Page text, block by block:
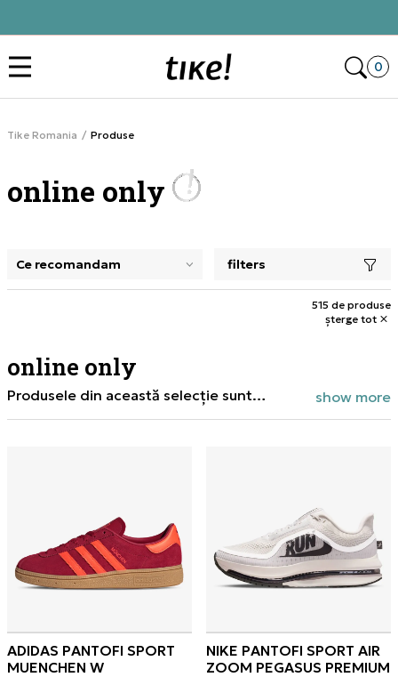
0
Tike Romania Produse
online only
selectarea unui filtru închide panoul de filtre, încarcă
filters
515 de produse
șterge tot
online only
Produsele din această selecție sunt
disponibile exclusiv online și nu se regăsesc
show more
ADIDAS PANTOFI SPORT
MUENCHEN W
NIKE PANTOFI SPORT AIR
ZOOM PEGASUS PREMIUM